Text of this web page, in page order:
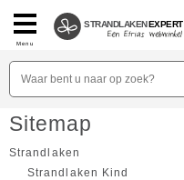
Menu
STRANDLAKENEXPERT
Sitemap
Strandlaken
Strandlaken Kind